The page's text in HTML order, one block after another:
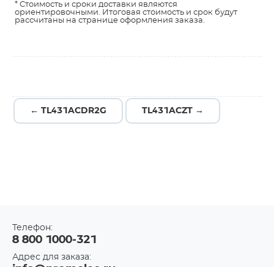
* Стоимость и сроки доставки являются
ориентировочными. Итоговая стоимость и срок будут
рассчитаны на странице оформления заказа.
← TL431ACDR2G TL431ACZT →
Телефон:
8 800 1000-321
Адрес для заказа: